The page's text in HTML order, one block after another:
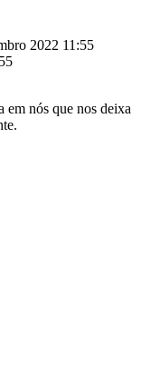
2022 11:55
em nós que nos deixa